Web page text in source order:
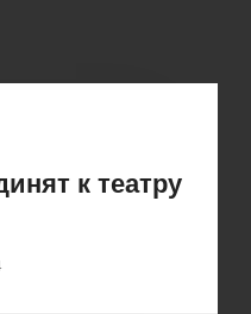
к театру